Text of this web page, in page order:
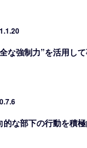
な強制力”を活用し
的な部下の行動を積